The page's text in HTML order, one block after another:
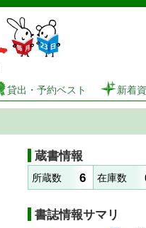
図書館 蔵書検索
貸出・予約ベスト 新着
蔵書情報
所蔵数 6 在庫数
書誌情報サマリ